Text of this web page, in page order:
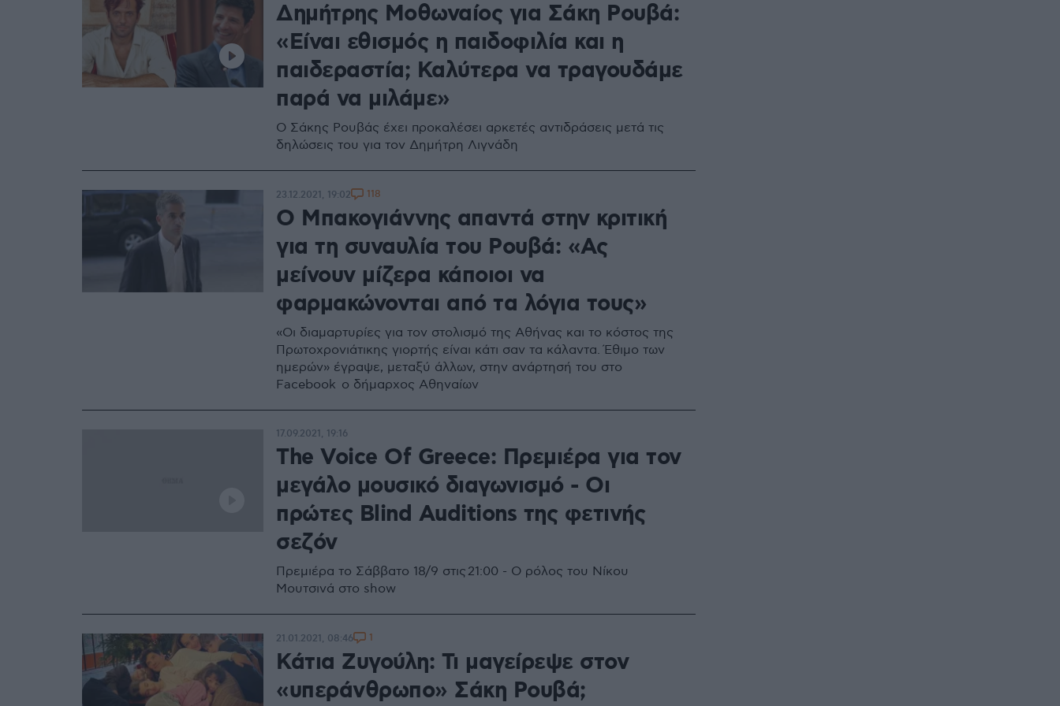
Δημήτρης Μοθωναίος για Σάκη Ρουβά:
«Είναι εθισμός η παιδοφιλία και η
παιδεραστία; Καλύτερα να τραγουδάμε
παρά να μιλάμε»
Ο Σάκης Ρουβάς έχει προκαλέσει αρκετές αντιδράσεις μετά τις
δηλώσεις του για τον Δημήτρη Λιγνάδη
Ο Μπακογιάννης απαντά στην κριτική
για τη συναυλία του Ρουβά: «Ας
μείνουν μίζερα κάποιοι να
φαρμακώνονται από τα λόγια τους»
«Οι διαμαρτυρίες για τον στολισμό της Αθήνας και το κόστος της
Πρωτοχρονιάτικης γιορτής είναι κάτι σαν τα κάλαντα. Έθιμο των
ημερών» έγραψε, μεταξύ άλλων, στην ανάρτησή του στο
Facebook ο δήμαρχος Αθηναίων
23.12.2021, 19:02 118
The Voice Of Greece: Πρεμιέρα για τον
μεγάλο μουσικό διαγωνισμό - Οι
πρώτες Blind Auditions της φετινής
σεζόν
Πρεμιέρα το Σάββατο 18/9 στις 21:00 - Ο ρόλος του Νίκου
Μουτσινά στο show
17.09.2021, 19:16
Κάτια Ζυγούλη: Τι μαγείρεψε στον
«υπεράνθρωπο» Σάκη Ρουβά;
21.01.2021, 08:46 1